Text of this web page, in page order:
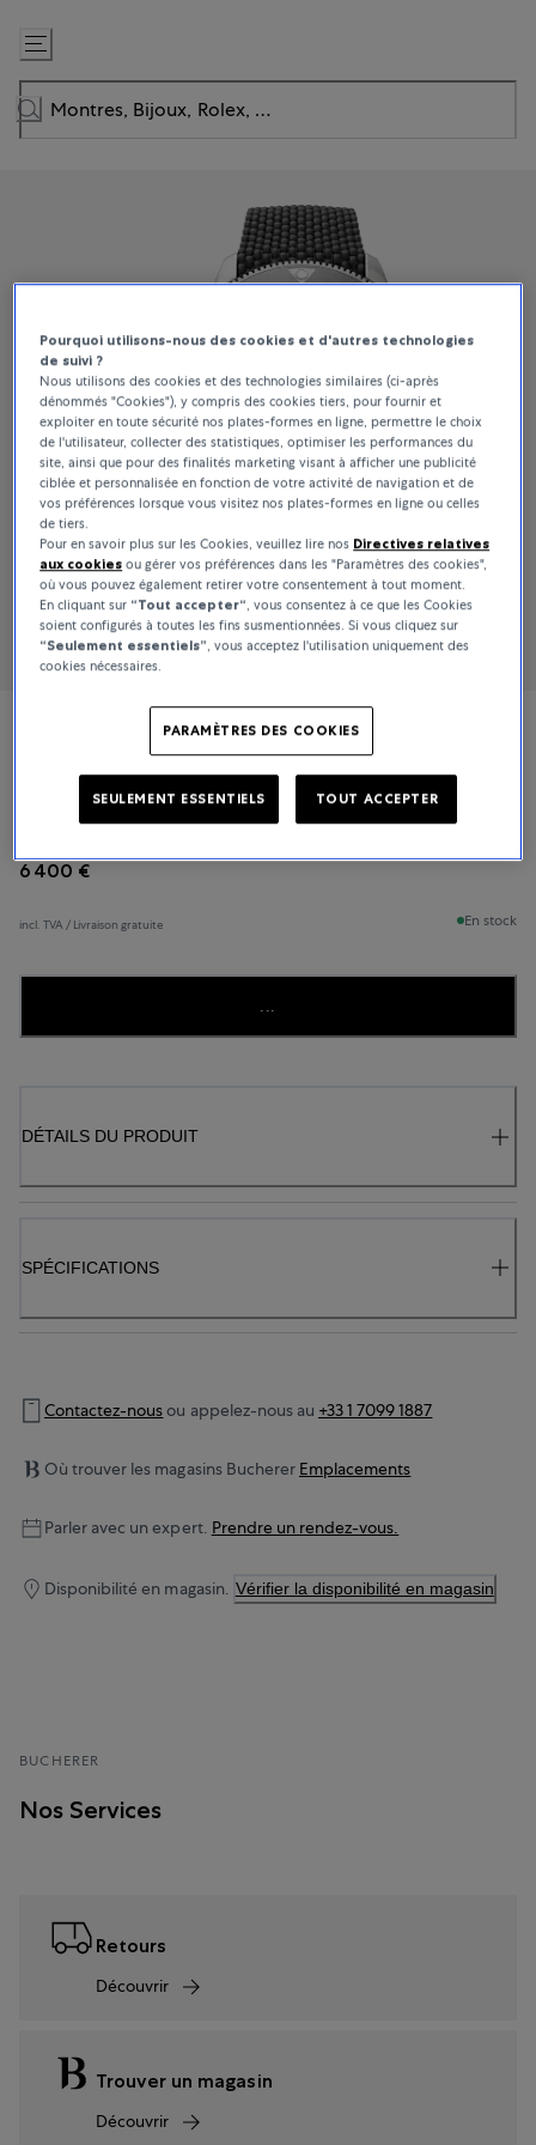
Passer
au
contenu
Superocean Heritage B31
6 400 €
incl. TVA / Livraison gratuite En stock
...
DÉTAILS DU PRODUIT
SPÉCIFICATIONS
Contactez-nousou appelez-nous au +33 1 7099 1887
Où trouver les magasins Bucherer Emplacements
Parler avec un expert. Prendre un rendez-vous.
Disponibilité en magasin. Vérifier la disponibilité en magasin
BUCHERER
Nos Services
Retours
Découvrir
Trouver un magasin
Découvrir
Pourquoi utilisons-nous des cookies et d'autres technologies
de suivi ?
Nous utilisons des cookies et des technologies similaires (ci-après
dénommés "Cookies"), y compris des cookies tiers, pour fournir et
exploiter en toute sécurité nos plates-formes en ligne, permettre le choix
de l'utilisateur, collecter des statistiques, optimiser les performances du
site, ainsi que pour des finalités marketing visant à afficher une publicité
ciblée et personnalisée en fonction de votre activité de navigation et de
vos préférences lorsque vous visitez nos plates-formes en ligne ou celles
de tiers.
Pour en savoir plus sur les Cookies, veuillez lire nos Directives relatives
aux cookies ou gérer vos préférences dans les "Paramètres des cookies",
où vous pouvez également retirer votre consentement à tout moment.
En cliquant sur “Tout accepter“, vous consentez à ce que les Cookies
soient configurés à toutes les fins susmentionnées. Si vous cliquez sur
“Seulement essentiels”, vous acceptez l'utilisation uniquement des
cookies nécessaires.
PARAMÈTRES DES COOKIES
SEULEMENT ESSENTIELS TOUT ACCEPTER